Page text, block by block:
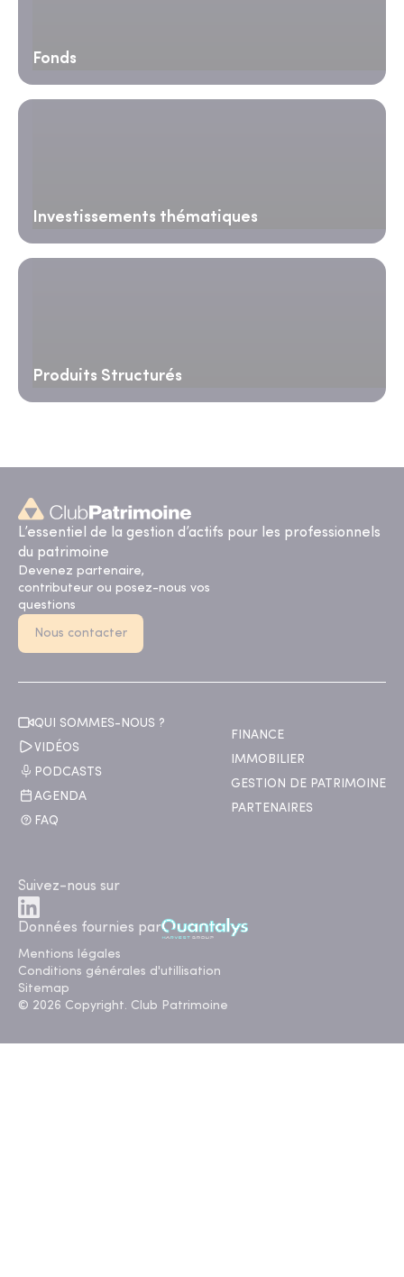
Fonds
Investissements thématiques
Produits Structurés
L’essentiel de la gestion d’actifs pour les professionnels
du patrimoine
Devenez partenaire,
contributeur ou posez-nous vos
questions
Nous contacter
QUI SOMMES-NOUS ?
VIDÉOS
PODCASTS
AGENDA
FAQ
FINANCE
IMMOBILIER
GESTION DE PATRIMOINE
PARTENAIRES
Suivez-nous sur
Données fournies par
Mentions légales
Conditions générales d'utillisation
Sitemap
© 2026 Copyright. Club Patrimoine